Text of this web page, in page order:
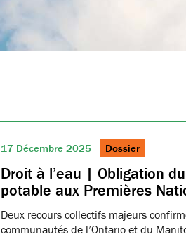
17 Décembre 2025 Dossier
Droit à l’eau | Obligation
potable aux Premières
Deux recours collectifs majeurs
communautés de l’Ontario et du